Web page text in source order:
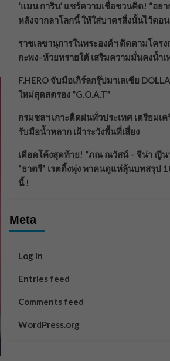
‘แมน การิน’ แชร์ความเชื่อชวนคิด! “อย
หลังจากลาโลกนี้ ให้ใส่บาตรสิ่งนั้นไว้ตอ
ราชเลขานุการในพระองค์ฯ ติดตามโครง
กะพง–ห้วยทรายใต้ เสริมความมั่นคงน้ำเ
F.HERO จับมือเกิร์ลกรุ๊ปมาเลเซีย
ใหม่สุดสตรอง “G.O.A.T”
กรมชลฯ เกาะติดฝนทั่วประเทศ เตรียมเค
รับมือน้ำหลาก เฝ้าระวังพื้นที่เสี่ยง
เดือดโค้งสุดท้าย! “ภณ ณวัสน์ – จีน่า ญีน
“ธาตรี” เรตติ้งพุ่ง พาคนดูแห่ลุ้นบทสรุป
นี้ !
Meta
Log in
Entries feed
Comments feed
WordPress.org